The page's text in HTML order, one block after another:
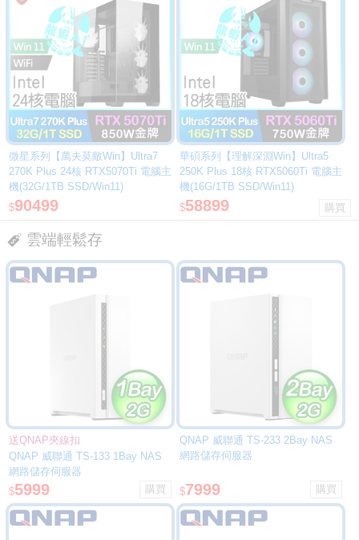
微星系列【萬夫莫敵Win】Ultra7
270K Plus 24核 RTX5070Ti 電腦主
機(32G/1TB SSD/Win11)
$90499
華碩系列【理解深淵Win】Ultra5
250K Plus 18核 RTX5060Ti 電腦主
機(16G/1TB SSD/Win11)
$58899
雲端輕鬆存
QNAP 威聯通 TS-133 1Bay NAS
網路儲存伺服器
送QNAP夾線扣
$5999
QNAP 威聯通 TS-233 2Bay NAS
網路儲存伺服器
$7999